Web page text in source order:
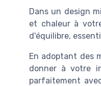
Dans un design
et chaleur à
d'équilibre,
En adoptant des
donner à votre
parfaitement